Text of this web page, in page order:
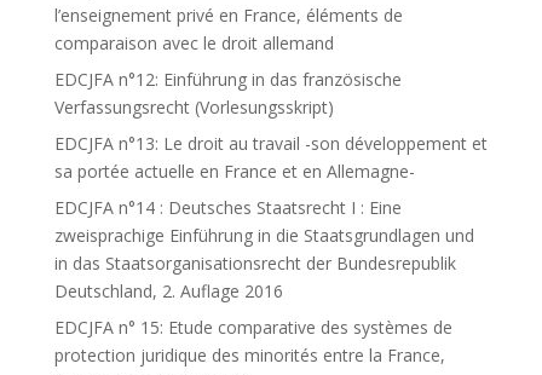
l’enseignement privé en France, éléments de
comparaison avec le droit allemand
EDCJFA n°12: Einführung in das französische
Verfassungsrecht (Vorlesungsskript)
EDCJFA n°13: Le droit au travail -son développement et
sa portée actuelle en France et en Allemagne-
EDCJFA n°14 : Deutsches Staatsrecht I : Eine
zweisprachige Einführung in die Staatsgrundlagen und
in das Staatsorganisationsrecht der Bundesrepublik
Deutschland, 2. Auflage 2016
EDCJFA n° 15: Etude comparative des systèmes de
protection juridique des minorités entre la France,